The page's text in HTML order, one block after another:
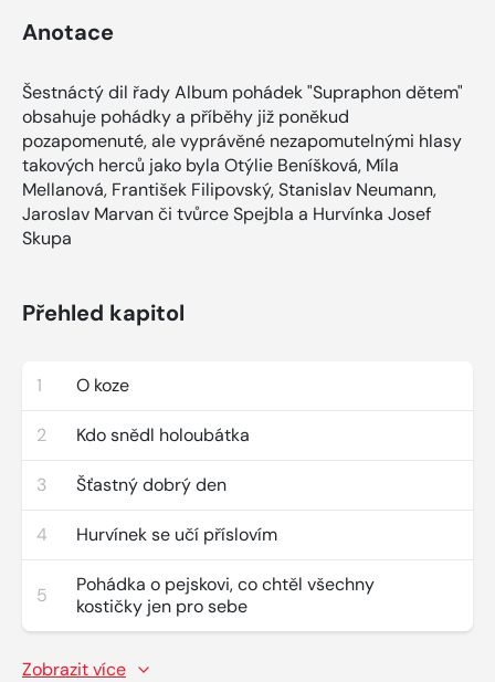
Anotace
Šestnáctý dil řady Album pohádek "Supraphon dětem"
obsahuje pohádky a příběhy již poněkud
pozapomenuté, ale vyprávěné nezapomutelnými hlasy
takových herců jako byla Otýlie Beníšková, Míla
Mellanová, František Filipovský, Stanislav Neumann,
Jaroslav Marvan či tvůrce Spejbla a Hurvínka Josef
Skupa
Přehled kapitol
1 O koze
2 Kdo snědl holoubátka
3 Šťastný dobrý den
4 Hurvínek se učí příslovím
5
Pohádka o pejskovi, co chtěl všechny
kostičky jen pro sebe
Zobrazit více